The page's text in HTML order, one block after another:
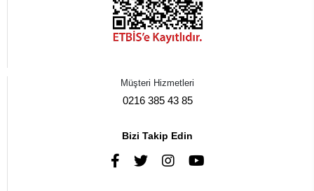
Müşteri Hizmetleri
0216 385 43 85
Bizi Takip Edin